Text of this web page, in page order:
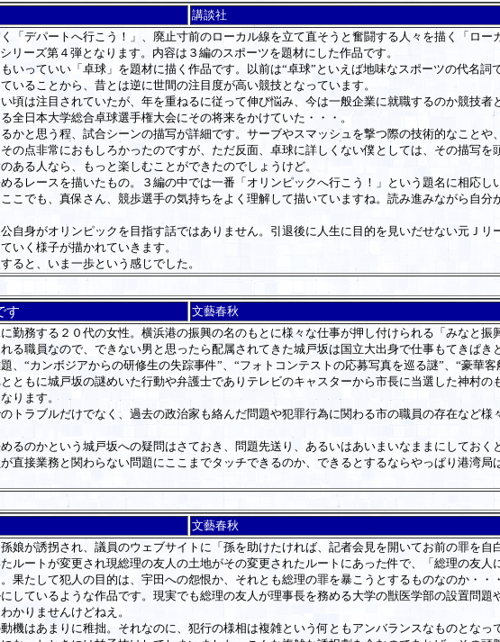
講談社
「デパートへ行こう！」、廃止寸前のローカル線を立て直そうと奮闘する人々を描く「ロー
リーズ第４弾となります。内容は３編のスポーツを題材にした作品です。
いっていい「卓球」を題材に描く作品です。以前は“卓球”といえば地味なスポーツの代名詞
いることから、昔とは逆に世間の注目度が高い競技となっています。
頃は注目されていたが、年を重ねるに従って伸び悩み、今は一般企業に就職するのか競技
全日本大学総合卓球選手権大会にその将来をかけていた・・・。
かと思う程、試合シーンの描写が詳細です。サーブやスマッシュを撃つ際の技術的なこと
の点非常におもしろかったのですが、ただ反面、卓球に詳しくない僕としては、その描写
ある人なら、もっと楽しむことができたのでしょうけど。
るレースを描いたもの。３編の中では一番「オリンピックへ行こう！」という題名に相応し
こでも、真保さん、競歩選手の気持ちをよく理解して描いていますね。読み進みながら自
自身がオリンピックを目指す話ではありません。引退後に人生に目的を見いだせない元Ｊ
いく様子が描かれていきます。
ると、いま一歩という感じでした。
す
文藝春秋
勤務する２０代の女性。横浜港の振興の名のもとに様々な仕事が押し付けられる「みなと
る職員なので、できない男と思ったら配属されてきた城戸坂は国立大出身で仕事もてきぱき
、“カンボジアからの研修生の失踪事件”、“フォトコンテストの応募写真を巡る謎”、“豪華
ともに城戸坂の謎めいた行動や弁護士でありテレビのキャスターから市長に当選した神村
ります。
トラブルだけでなく、過去の政治家も絡んだ問題や犯罪行為に関わる市の職員の存在など様
るのかという城戸坂への疑問はさておき、問題先送り、あるいはあいまいなままにしておく
直接業務と関わらない問題にここまでタッチできるのか、できるとするならやっぱり港湾
文藝春秋
娘が誘拐され、議員のウェブサイトに「孫を助けたければ、記者会見を開いてお前の罪を
ルートが変更され現総理の友人の土地がその変更されたルートにあった件で、「総理の友
果たして犯人の目的は、宇田への怨恨か、それとも総理の罪を暴こうとするものなのか・・・
しているような作品です。現実でも総理の友人が理事長を務める大学の獣医学部の設置問
かりませんけどねえ。
機はあまりに稚拙。それなのに、犯行の様相は複雑という何ともアンバランスなものとな